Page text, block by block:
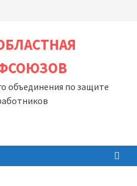
объединения по защите